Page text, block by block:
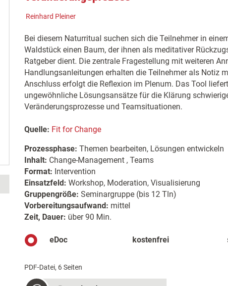
Reinhard Pleiner
Bei diesem Naturritual suchen sich die Teilnehmer in
Waldstück einen Baum, der ihnen als meditativer
Ratgeber dient. Die zentrale Fragestellung mit weiteren
Handlungsanleitungen erhalten die Teilnehmer als Notiz
Anschluss erfolgt die Reflexion im Plenum. Das Tool
ungewöhnliche Lösungsansätze für die Klärung
Veränderungsprozesse und Teamsituationen.
Quelle: Fit for Change
Prozessphase: Themen bearbeiten, Lösungen entwickeln
Inhalt: Change-Management , Teams
Format: Intervention
Einsatzfeld: Workshop, Moderation, Visualisierung
Gruppengröße: Seminargruppe (bis 12 Tln)
Vorbereitungsaufwand: mittel
Zeit, Dauer: über 90 Min.
eDoc kostenfrei
PDF-Datei, 6 Seiten